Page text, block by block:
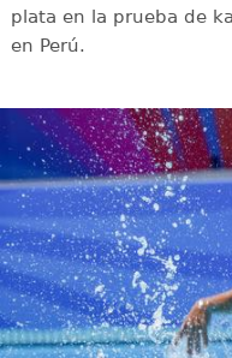
plata en la prueba de
en Perú.